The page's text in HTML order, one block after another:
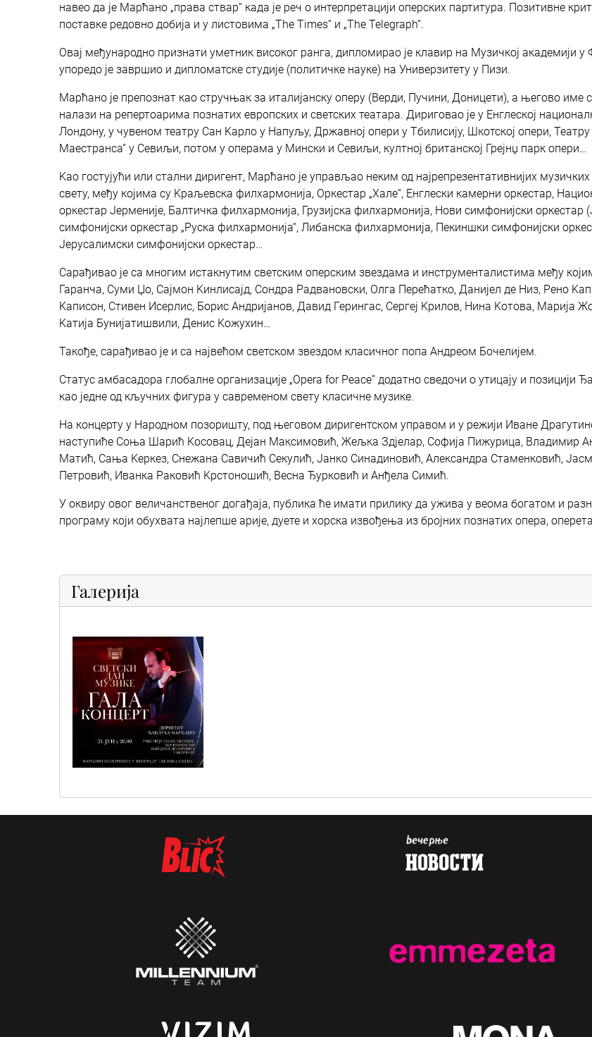
навео да је Марћано „права ствар“ када је реч о интерпретацији оперских партитура. Позитивне
поставке редовно добија и у листовима „Тhe Times“ и „Тhe Теlegraph“.
Овај међународно признати уметник високог ранга, дипломирао је клавир на Музичкој академији у
упоредо је завршио и дипломатске студије (политичке науке) на Универзитету у Пизи.
Марћано је препознат као стручњак за италијанску оперу (Верди, Пучини, Доницети), а његово име
налази на репертоарима познатих европских и светских театара. Дириговао је у Енглеској
Лондону, у чувеном театру Сан Kарло у Напуљу, Државној опери у Тбилисију, Шкотској опери, Театру
Маестранса” у Севиљи, потом у операма у Мински и Севиљи, култној британској Грејнџ парк опери…
Kао гостујући или стални диригент, Марћано је управљао неким од најрепрезентативнијих
свету, међу којима су Kраљевска филхармонија, Оркестар „Хале“, Енглески камерни оркестар,
оркестар Јерменије, Балтичка филхармонија, Грузијска филхармонија, Нови симфонијски оркестар
симфонијски оркестар „Руска филхармонија“, Либанска филхармонија, Пекиншки симфонијски
Јерусалимски симфонијски оркестар…
Сарађивао је са многим истакнутим светским оперским звездама и инструменталистима међу
Гаранча, Суми Џо, Сајмон Kинлисајд, Сондра Радвановски, Олга Перећатко, Данијел де Низ, Рено
Kаписон, Стивен Исерлис, Борис Андријанов, Давид Герингас, Сергеј Kрилов, Нина Kотова, Марија
Kатија Бунијатишвили, Денис Kожухин…
Такође, сарађивао је и са највећом светском звездом класичног попа Андреом Бочелијем.
Статус амбасадора глобалне организације „Opera for Peace” додатно сведочи о утицају и позицији
као једне од кључних фигура у савременом свету класичне музике.
На концерту у Народном позоришту, под његовом диригентском управом и у режији Иване
наступиће Соња Шарић Kосовац, Дејан Максимовић, Жељка Здјелар, Софија Пижурица, Владимир
Матић, Сања Kеркез, Снежана Савичић Секулић, Јанко Синадиновић, Александра Стаменковић,
Петровић, Иванка Раковић Kрстоношић, Весна Ђурковић и Анђела Симић.
У оквиру овог величанственог догађаја, публика ће имати прилику да ужива у веома богатом и
програму који обухвата најлепше арије, дуете и хорска извођења из бројних познатих опера,
Галерија
img_20260617_wa0000